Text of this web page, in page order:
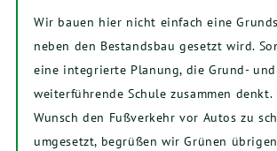
Wir bauen hier nicht einfach eine
neben den Bestandsbau gesetzt wird.
eine integrierte Planung, die Grund- und
weiterführende Schule zusammen denkt.
Wunsch den Fußverkehr vor Autos zu
umgesetzt, begrüßen wir Grünen